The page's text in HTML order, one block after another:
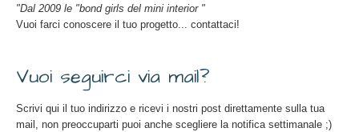
"Dal 2009 le "bond girls del mini interior "
Vuoi farci conoscere il tuo progetto... contattaci!
Vuoi seguirci via mail?
Scrivi qui il tuo indirizzo e ricevi i nostri post direttamente sulla tua
mail, non preoccuparti puoi anche scegliere la notifica settimanale ;)